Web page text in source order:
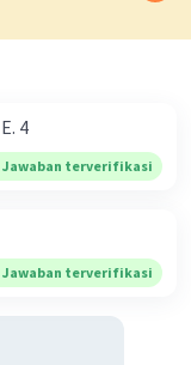
E. 4
Jawaban terverifikasi
Jawaban terverifikasi